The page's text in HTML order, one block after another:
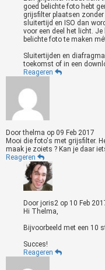
goed belichte foto hebt
grijsfilter plaatsen
sluitertijd en ISO dan
voor een deel het licht.
belichte foto te maken
Sluitertijden en
toekomst of in een
Reageren
Doorthelma op 09 Feb 2017
Mooi die foto's met grijsfilter.
maak je zoiets ? Kan je daar
Reageren
Door joris2 op 10 Feb
Hi Thelma,
Bijvoorbeeld met een 10
Succes!
Reageren